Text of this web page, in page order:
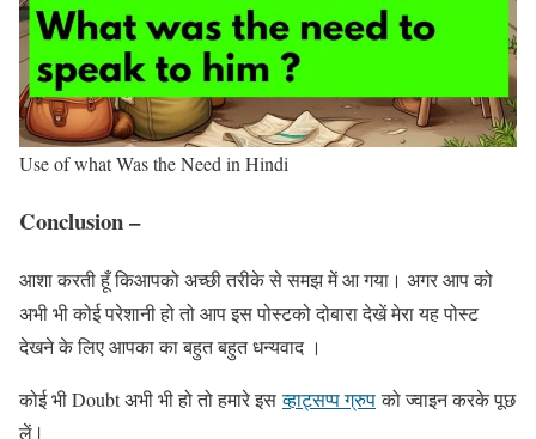
Use of what Was the Need in Hindi
Conclusion –
आशा करती हूँ किआपको अच्छी तरीके से समझ में आ गया। अगर आप को
अभी भी कोई परेशानी हो तो आप इस पोस्टको दोबारा देखें मेरा यह पोस्ट
देखने के लिए आपका का बहुत बहुत धन्यवाद ।
कोई भी Doubt अभी भी हो तो हमारे इसव्हाट्सप्प ग्रुपको ज्वाइन करके पूछ
लें |